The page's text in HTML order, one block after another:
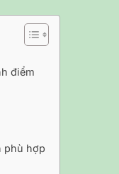
điểm
phù hợp